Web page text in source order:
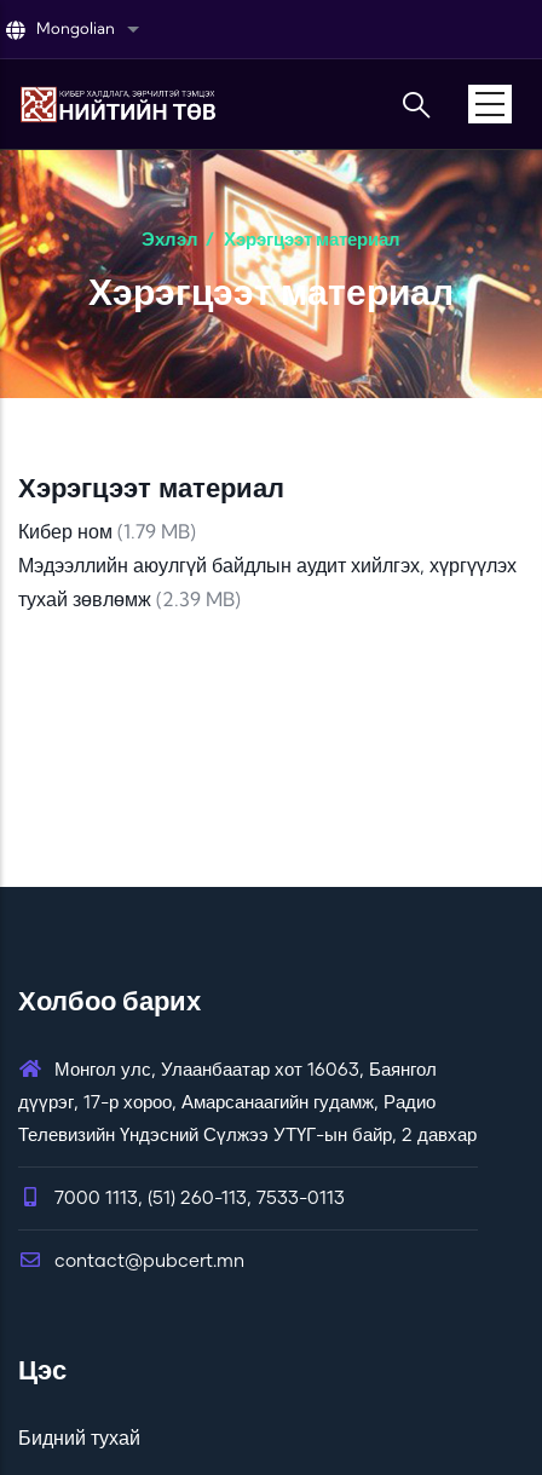
Skip to main content
Mongolian List additional actions
Эхлэл / Хэрэгцээт материал
Хэрэгцээт материал
Хэрэгцээт материал
Кибер ном (1.79 MB)
Мэдээллийн аюулгүй байдлын аудит хийлгэх, хүргүүлэх
тухай зөвлөмж (2.39 MB)
Холбоо барих
Монгол улс, Улаанбаатар хот 16063, Баянгол
дүүрэг, 17-р хороо, Амарсанаагийн гудамж, Радио
Телевизийн Үндэсний Сүлжээ УТҮГ-ын байр, 2 давхар
7000 1113, (51) 260-113, 7533-0113
contact@pubcert.mn
Цэс
Бидний тухай